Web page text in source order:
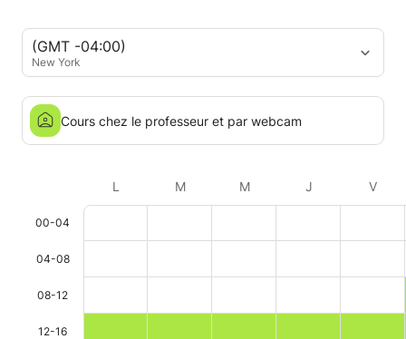
(GMT -04:00)
New York
Cours chez le professeur et par webcam
L M M J V
00-04
04-08
08-12
12-16